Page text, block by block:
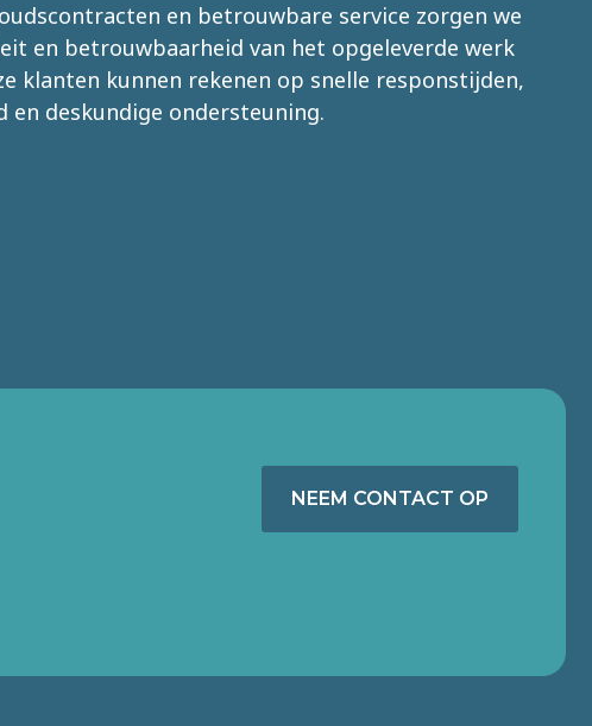
en betrouwbare service zorgen we
en betrouwbaarheid van het opgeleverde werk
klanten kunnen rekenen op snelle responstijden,
en deskundige ondersteuning.
NEEM CONTACT OP